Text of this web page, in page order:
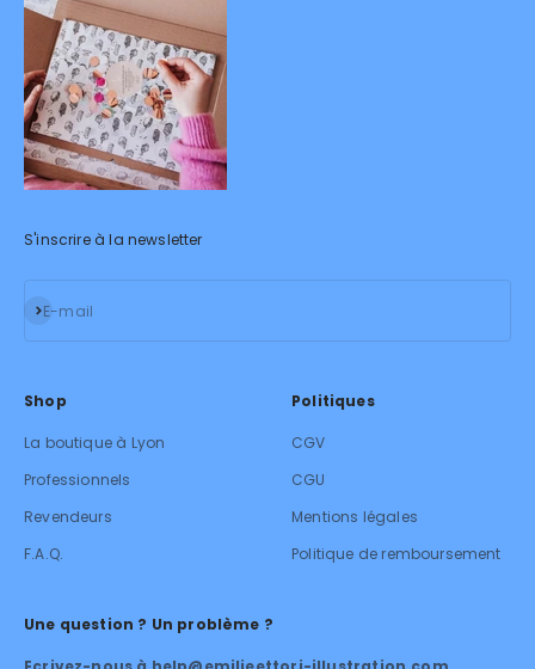
S'inscrire à la newsletter
E-mail
S'inscrire
Shop
La boutique à Lyon
Professionnels
Revendeurs
F.A.Q.
Politiques
CGV
CGU
Mentions légales
Politique de remboursement
Une question ? Un problème ?